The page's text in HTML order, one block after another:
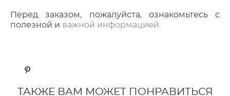
Перед заказом, пожалуйста, ознакомьтесь с
полезной и важной информацией.
ТАКЖЕ ВАМ МОЖЕТ ПОНРАВИТЬСЯ